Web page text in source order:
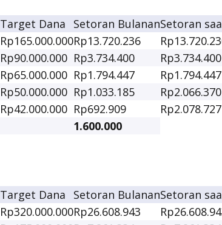
Target Dana Setoran BulananSetoran
Rp165.000.000Rp13.720.236
Rp90.000.000 Rp3.734.400 Rp3.734.400
Rp65.000.000 Rp1.794.447 Rp1.794.447
Rp50.000.000 Rp1.033.185 Rp2.066.370
Rp42.000.000 Rp692.909 Rp2.078.727
1.600.000
Target Dana Setoran BulananSetoran
Rp320.000.000Rp26.608.943